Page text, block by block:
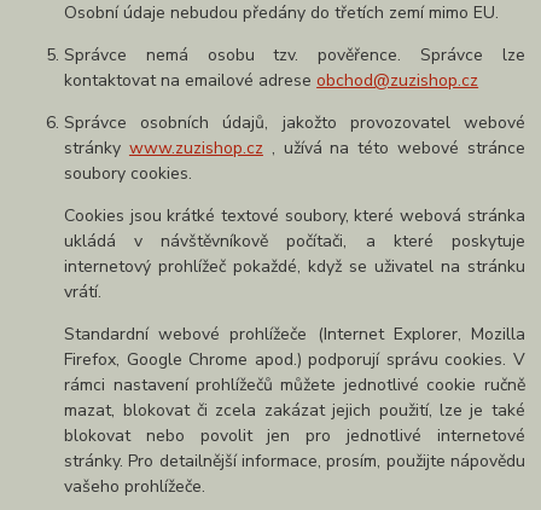
Osobní údaje nebudou předány do třetích zemí mimo EU.
Správce nemá osobu tzv. pověřence. Správce lze
kontaktovat na emailové adreseobchod@zuzishop.cz
Správce osobních údajů, jakožto provozovatel webové
stránky www.zuzishop.cz, užívá na této webové stránce
soubory cookies.
Cookies jsou krátké textové soubory, které webová stránka
ukládá v návštěvníkově počítači, a které poskytuje
internetový prohlížeč pokaždé, když se uživatel na stránku
vrátí.
Standardní webové prohlížeče (Internet Explorer, Mozilla
Firefox, Google Chrome apod.) podporují správu cookies. V
rámci nastavení prohlížečů můžete jednotlivé cookie ručně
mazat, blokovat či zcela zakázat jejich použití, lze je také
blokovat nebo povolit jen pro jednotlivé internetové
stránky. Pro detailnější informace, prosím, použijte nápovědu
vašeho prohlížeče.